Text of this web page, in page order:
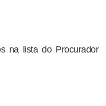
na lista do Procurador